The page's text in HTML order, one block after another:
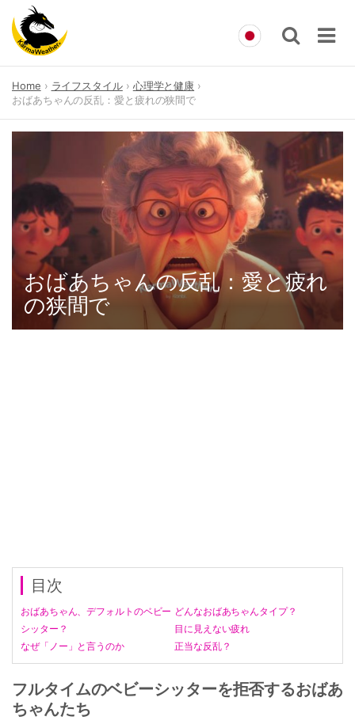
content
Home ライフスタイル
心理学と健康
おばあちゃんの反乱：愛と疲れの狭間で
おばあちゃんの反乱：愛と疲れ
の狭間で
目次
おばあちゃん、デフォルトのベビー
シッター？
どんなおばあちゃんタイプ？
目に見えない疲れ
なぜ「ノー」と言うのか
正当な反乱？
フルタイムのベビーシッターを拒否するおばあ
ちゃんたち